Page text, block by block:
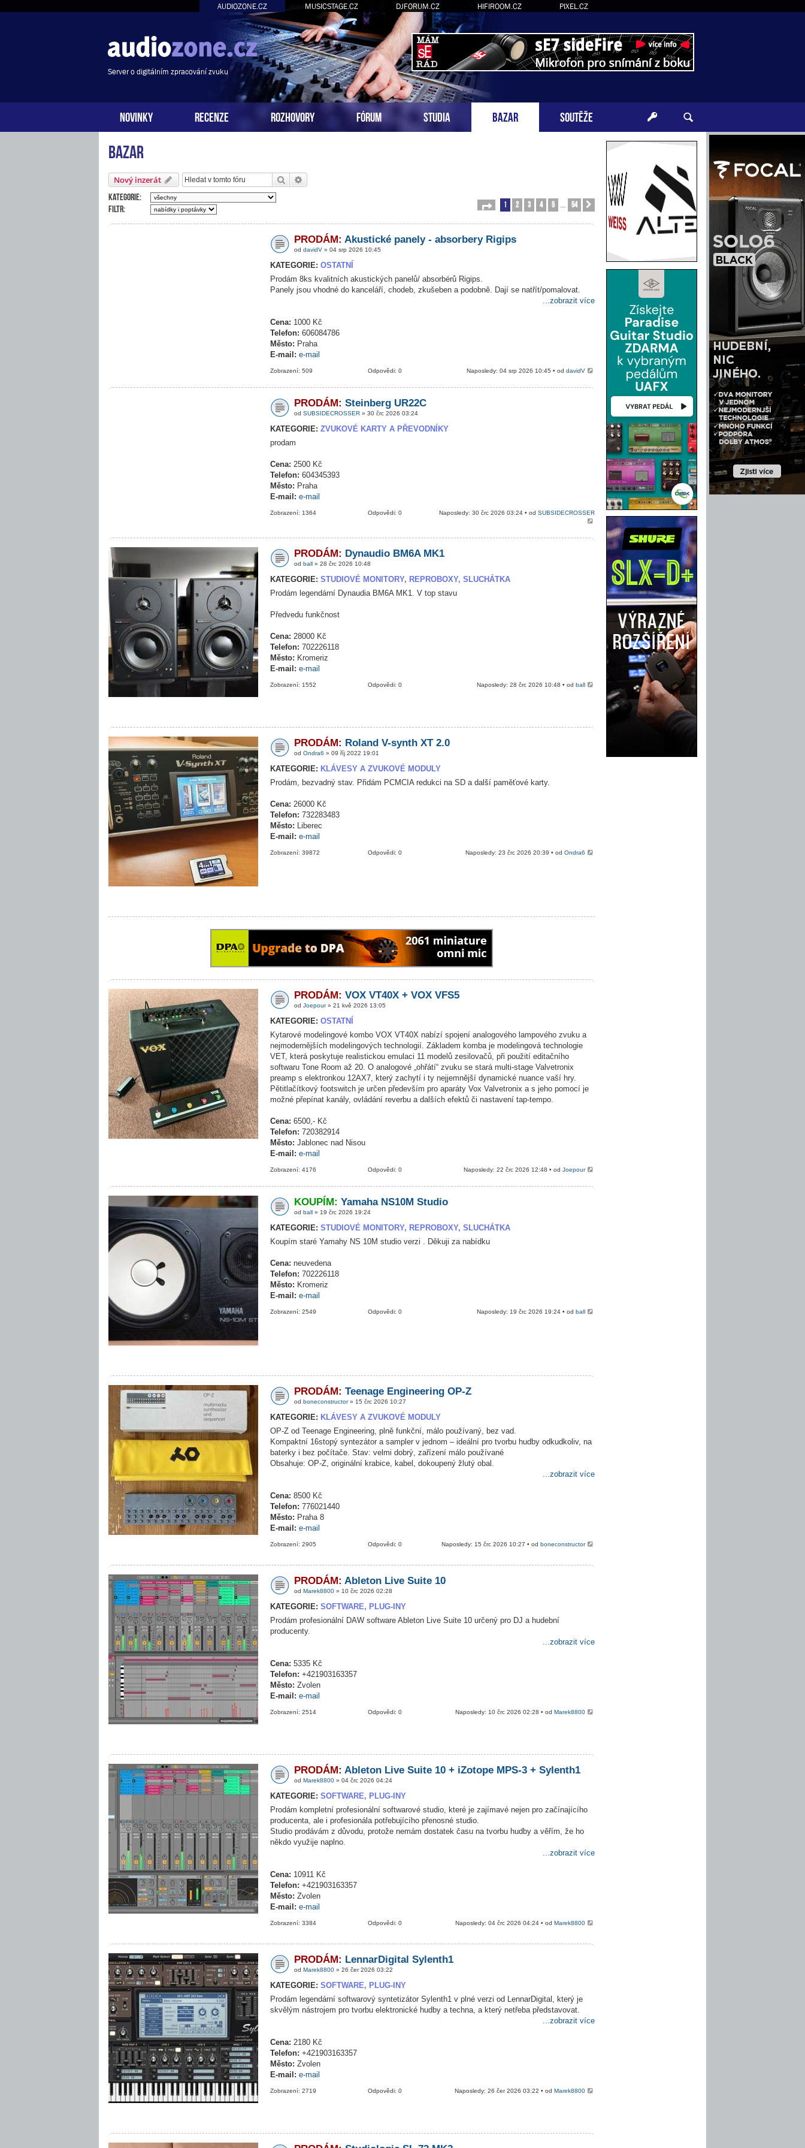
AUDIOZONE.CZ MUSICSTAGE.CZ DJFORUM.CZ HIFIROOM.CZ PIXEL.CZ
Server o digitálním zpracování zvuku
NOVINKY RECENZE ROZHOVORY FÓRUM STUDIA BAZAR SOUTĚŽE
Bazar
Nový inzerát Hledat
Kategorie:
Filtr:
Stránka 1z 54
1 2 3 4 5 54
PRODÁM: Akustické panely - absorbery Rigips
od davidV » 04 srp 2026 10:45
KATEGORIE: OSTATNÍ
Prodám 8ks kvalitních akustických panelů/ absorbérů Rigips.
Panely jsou vhodné do kanceláří, chodeb, zkušeben a podobně. Dají se natřít/pomalovat.
...zobrazit více
Cena: 1000 Kč
Telefon: 606084786
Město: Praha
E-mail: e-mail
Naposledy: 04 srp 2026 10:45 • oddavidV
Odpovědi: 0
Zobrazení: 509
PRODÁM: Steinberg UR22C
od SUBSIDECROSSER » 30 črc 2026 03:24
KATEGORIE: ZVUKOVÉ KARTY A PŘEVODNÍKY
prodam
Cena: 2500 Kč
Telefon: 604345393
Město: Praha
E-mail: e-mail
Naposledy: 30 črc 2026 03:24 • od SUBSIDECROSSER
Odpovědi: 0
Zobrazení: 1364
PRODÁM: Dynaudio BM6A MK1
od ball » 28 črc 2026 10:48
KATEGORIE: STUDIOVÉ MONITORY, REPROBOXY, SLUCHÁTKA
Prodám legendární Dynaudia BM6A MK1. V top stavu
Předvedu funkčnost
Cena: 28000 Kč
Telefon: 702226118
Město: Kromeriz
E-mail: e-mail
Naposledy: 28 črc 2026 10:48 • odball
Odpovědi: 0
Zobrazení: 1552
PRODÁM: Roland V-synth XT 2.0
od Ondra6 » 09 říj 2022 19:01
KATEGORIE: KLÁVESY A ZVUKOVÉ MODULY
Prodám, bezvadný stav. Přidám PCMCIA redukci na SD a další paměťové karty.
Cena: 26000 Kč
Telefon: 732283483
Město: Liberec
E-mail: e-mail
Naposledy: 23 črc 2026 20:39 • odOndra6
Odpovědi: 0
Zobrazení: 39872
PRODÁM: VOX VT40X + VOX VFS5
od Joepour» 21 kvě 2026 13:05
KATEGORIE: OSTATNÍ
Kytarové modelingové kombo VOX VT40X nabízí spojení analogového lampového zvuku a
nejmodernějších modelingových technologií. Základem komba je modelingová technologie
VET, která poskytuje realistickou emulaci 11 modelů zesilovačů, při použití editačního
softwaru Tone Room až 20. O analogové „ohřátí“ zvuku se stará multi-stage Valvetronix
preamp s elektronkou 12AX7, který zachytí i ty nejjemnější dynamické nuance vaší hry.
Pětitlačítkový footswitch je určen především pro aparáty Vox Valvetronix a s jeho pomocí je
možné přepínat kanály, ovládání reverbu a dalších efektů či nastavení tap-tempo.
Cena: 6500,- Kč
Telefon: 720382914
Město: Jablonec nad Nisou
E-mail: e-mail
Naposledy: 22 črc 2026 12:48 • odJoepour
Odpovědi: 0
Zobrazení: 4176
KOUPÍM: Yamaha NS10M Studio
od ball » 19 črc 2026 19:24
KATEGORIE: STUDIOVÉ MONITORY, REPROBOXY, SLUCHÁTKA
Koupím staré Yamahy NS 10M studio verzi . Děkuji za nabídku
Cena: neuvedena
Telefon: 702226118
Město: Kromeriz
E-mail: e-mail
Naposledy: 19 črc 2026 19:24 • odball
Odpovědi: 0
Zobrazení: 2549
PRODÁM: Teenage Engineering OP-Z
od boneconstructor» 15 črc 2026 10:27
KATEGORIE: KLÁVESY A ZVUKOVÉ MODULY
OP-Z od Teenage Engineering, plně funkční, málo používaný, bez vad.
Kompaktní 16stopý syntezátor a sampler v jednom – ideální pro tvorbu hudby odkudkoliv, na
baterky i bez počítače. Stav: velmi dobrý, zařízení málo používané
Obsahuje: OP-Z, originální krabice, kabel, dokoupený žlutý obal.
...zobrazit více
Cena: 8500 Kč
Telefon: 776021440
Město: Praha 8
E-mail: e-mail
Naposledy: 15 črc 2026 10:27 • odboneconstructor
Odpovědi: 0
Zobrazení: 2905
PRODÁM: Ableton Live Suite 10
od Marek8800 » 10 črc 2026 02:28
KATEGORIE: SOFTWARE, PLUG-INY
Prodám profesionální DAW software Ableton Live Suite 10 určený pro DJ a hudební
producenty.
...zobrazit více
Cena: 5335 Kč
Telefon: +421903163357
Město: Zvolen
E-mail: e-mail
Naposledy: 10 črc 2026 02:28 • odMarek8800
Odpovědi: 0
Zobrazení: 2514
PRODÁM: Ableton Live Suite 10 + iZotope MPS-3 + Sylenth1
od Marek8800 » 04 črc 2026 04:24
KATEGORIE: SOFTWARE, PLUG-INY
Prodám kompletní profesionální softwarové studio, které je zajímavé nejen pro začínajícího
producenta, ale i profesionála potřebujícího přenosné studio.
Studio prodávám z důvodu, protože nemám dostatek času na tvorbu hudby a věřím, že ho
někdo využije naplno.
...zobrazit více
Cena: 10911 Kč
Telefon: +421903163357
Město: Zvolen
E-mail: e-mail
Naposledy: 04 črc 2026 04:24 • odMarek8800
Odpovědi: 0
Zobrazení: 3384
PRODÁM: LennarDigital Sylenth1
od Marek8800 » 26 čer 2026 03:22
KATEGORIE: SOFTWARE, PLUG-INY
Prodám legendární softwarový syntetizátor Sylenth1 v plné verzi od LennarDigital, který je
skvělým nástrojem pro tvorbu elektronické hudby a techna, a který netřeba představovat.
...zobrazit více
Cena: 2180 Kč
Telefon: +421903163357
Město: Zvolen
E-mail: e-mail
Naposledy: 26 čer 2026 03:22 • odMarek8800
Odpovědi: 0
Zobrazení: 2719